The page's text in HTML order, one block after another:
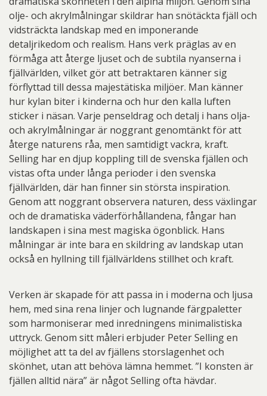
olje- och akrylmålningar skildrar han snötäckta fjäll och
vidsträckta landskap med en imponerande
detaljrikedom och realism. Hans verk präglas av en
förmåga att återge ljuset och de subtila nyanserna i
fjällvärlden, vilket gör att betraktaren känner sig
förflyttad till dessa majestätiska miljöer. Man känner
hur kylan biter i kinderna och hur den kalla luften
sticker i näsan. Varje penseldrag och detalj i hans olja-
och akrylmålningar är noggrant genomtänkt för att
återge naturens råa, men samtidigt vackra, kraft.
Selling har en djup koppling till de svenska fjällen och
vistas ofta under långa perioder i den svenska
fjällvärlden, där han finner sin största inspiration.
Genom att noggrant observera naturen, dess växlingar
och de dramatiska väderförhållandena, fångar han
landskapen i sina mest magiska ögonblick. Hans
målningar är inte bara en skildring av landskap utan
också en hyllning till fjällvärldens stillhet och kraft.
Verken är skapade för att passa in i moderna och ljusa
hem, med sina rena linjer och lugnande färgpaletter
som harmoniserar med inredningens minimalistiska
uttryck. Genom sitt måleri erbjuder Peter Selling en
möjlighet att ta del av fjällens storslagenhet och
skönhet, utan att behöva lämna hemmet. ”I konsten är
fjällen alltid nära” är något Selling ofta hävdar.